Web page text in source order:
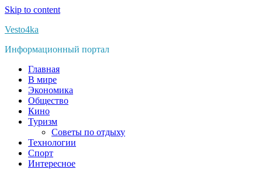
Skip to content
Vesto4ka
Информационный портал
Главная
В мире
Экономика
Общество
Кино
Туризм
Советы по отдыху
Технологии
Спорт
Интересное